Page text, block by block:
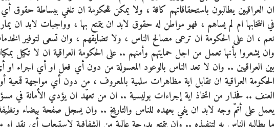
ان العراقيين يطالبون باستحقاقاتهم كافة ، ولا يمكن للحكومة ان تلغي ببساطة حقوق
في انتخابها ام لم يساهم ، فهو مواطن له حقوق لابد ان يتمتع بها ، وواجبات لابد ان
نعم ، ان على الحكومة ان ترعى مصالح الناس ، ولا تضايقهم ، وان تسعى لتوفير
وان يشعروا بأنها تعمل من اجل حمايتهم وأمنهم .. على الحكومة العراقية ان لا تكيل
بين العراقيين .. وان لا تعد الناس بالوعود المعسولة من دون أي فعل او أي اجراء او
الحكومة العراقية ان تقابل اية مظاهرات سلمية بالمعروف ، من دون أي مواجهة قمعية
العنف .. فحذار من اتخاذ اية إجراءات بوليسية .. ان من تعهّد ان يؤدي الأمانة في
يعمل على أتمّ وجه لابد ان يفي بعهده للناس والتاريخ .. وان يسجل صفحة بيضاء